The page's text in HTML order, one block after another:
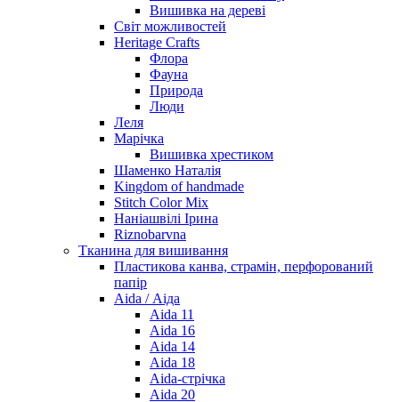
Вишивка на дереві
Світ можливостей
Heritage Crafts
Флора
Фауна
Природа
Люди
Леля
Марічка
Вишивка хрестиком
Шаменко Наталія
Kingdom of handmade
Stitch Color Mix
Наніашвілі Ірина
Riznobarvna
Тканина для вишивання
Пластикова канва, страмін, перфорований
папір
Aida / Аіда
Aida 11
Aida 16
Aida 14
Aida 18
Aida-стрічка
Aida 20